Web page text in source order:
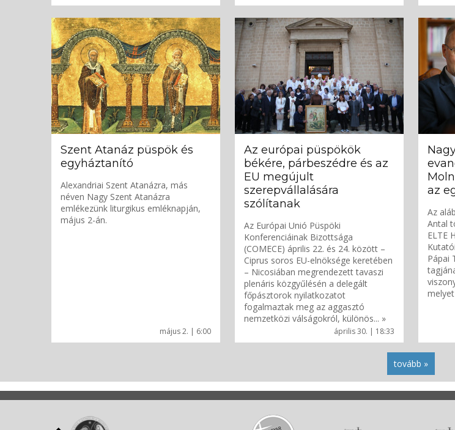
május 2. | 6:00
Szent Atanáz püspök és
egyháztanító
Alexandriai Szent Atanázra, más
néven Nagy Szent Atanázra
emlékezünk liturgikus emléknapján,
május 2-án.
április 30. | 18:33
Az európai püspökök
békére, párbeszédre és az
EU megújult
szerepvállalására
szólítanak
Az Európai Unió Püspöki
Konferenciáinak Bizottsága
(COMECE) április 22. és 24. között –
Ciprus soros EU-elnöksége keretében
– Nicosiában megrendezett tavaszi
plenáris közgyűlésén a delegált
főpásztorok nyilatkozatot
fogalmaztak meg az aggasztó
nemzetközi válságokról, különös... »
az
Az
Antal
ELTE
Pápai
tovább »